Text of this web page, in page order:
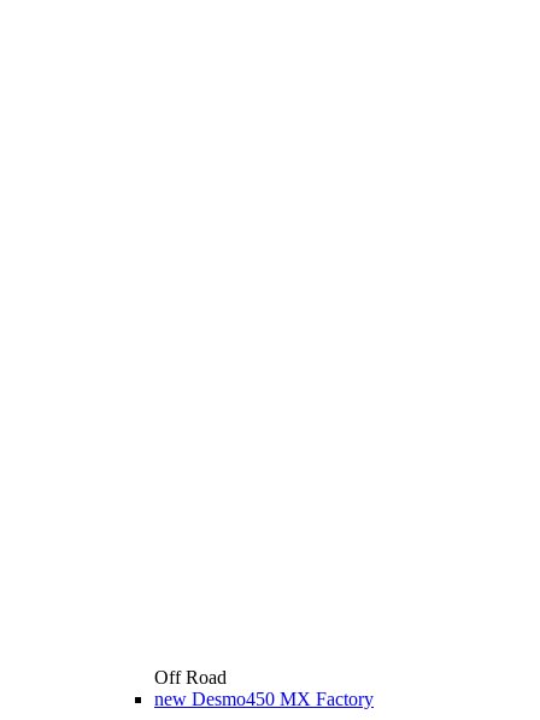
Off Road
new Desmo450 MX Factory